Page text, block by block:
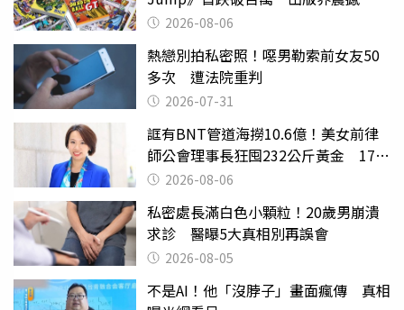
2026-08-06
熱戀別拍私密照！噁男勒索前女友50
多次 遭法院重判
2026-07-31
誆有BNT管道海撈10.6億！美女前律
師公會理事長狂囤232公斤黃金 17人
遭起訴
2026-08-06
私密處長滿白色小顆粒！20歲男崩潰
求診 醫曝5大真相別再誤會
2026-08-05
不是AI！他「沒脖子」畫面瘋傳 真相